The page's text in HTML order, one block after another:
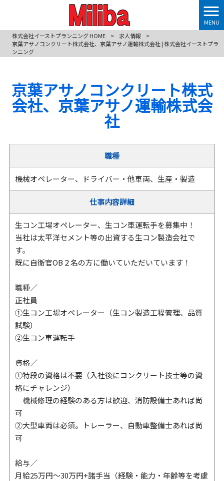
MENU
株式会社イーストプランニング HOME
> 求人情報
>
京葉アサノコンクリート株式会社、京葉アサノ運輸株式会社 | 株式会社イーストプラ
ンニング
京葉アサノコンクリート株式
会社、京葉アサノ運輸株式会
社
職種
機械オペレーター、ドライバー・他車両、生産・製造
仕事内容詳細
生コン工場オペレーター、生コン車運転手を募集中！
当社は太平洋セメント等の出資する生コン製造会社で
す。
既に自衛官OB２名の方に働いていただいています！
職種／
正社員
①生コン工場オペレーター（生コン製造工程管理、品質
試験）
②生コン車運転手
資格／
①特段の資格は不要（入社後にコンクリート技士等の資
格にチャレンジ）
機械修理の経験のある方は歓迎、消防設備士あれば尚
可
②大型車両は必須。トレーラー、自動車整備士あれば尚
可
給与／
月給25万円～30万円+諸手当（経験・能力・年齢等を考慮